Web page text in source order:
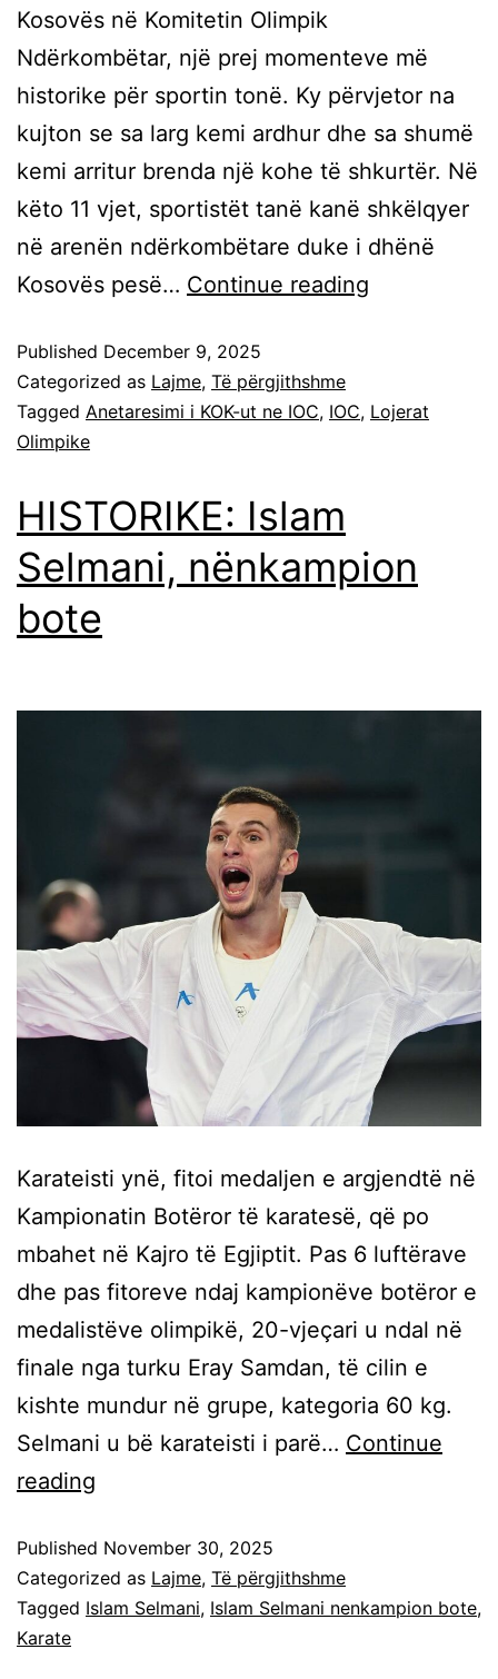
Kosovës në Komitetin Olimpik
Ndërkombëtar, një prej momenteve më
historike për sportin tonë. Ky përvjetor na
kujton se sa larg kemi ardhur dhe sa shumë
kemi arritur brenda një kohe të shkurtër. Në
këto 11 vjet, sportistët tanë kanë shkëlqyer
në arenën ndërkombëtare duke i dhënë
Kosovës pesë… Continue reading
Published December 9, 2025
Categorized as Lajme, Të përgjithshme
Tagged Anetaresimi i KOK-ut ne IOC, IOC, Lojerat
Olimpike
HISTORIKE: Islam
Selmani, nënkampion
bote
Karateisti ynë, fitoi medaljen e argjendtë në
Kampionatin Botëror të karatesë, që po
mbahet në Kajro të Egjiptit. Pas 6 luftërave
dhe pas fitoreve ndaj kampionëve botëror e
medalistëve olimpikë, 20-vjeçari u ndal në
finale nga turku Eray Samdan, të cilin e
kishte mundur në grupe, kategoria 60 kg.
Selmani u bë karateisti i parë… Continue
reading
Published November 30, 2025
Categorized as Lajme, Të përgjithshme
Tagged Islam Selmani, Islam Selmani nenkampion bote,
Karate